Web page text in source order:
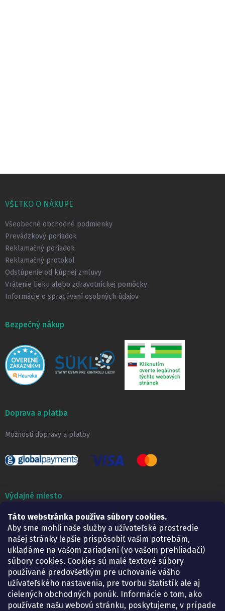
Táto webstránka používa súbory cookies.
Aby sme mohli naše služby a užívateľské prostredie
našej stránky lepšie prispôsobiť vašim potrebám,
ukladáme na vašom zariadení (vo vašom prehliadači)
súbory cookies. Cookies sú malé textové súbory
používané predovšetkým pre uchovanie vášho
užívateľského nastavenia, pre tvorbu štatistík ale aj
cielených obchodných ponúk. Informácie o tom, ako
používate našu webovú stránku, poskytujeme, v prípade
pVŠETKO O NÁKUPE
Všeobecné obchodné podmienky
Prevádzkový poriadok
Reklamačný poriadok
Reklamačný protokol
Odstúpenie od kúpnej zmluvy
Vrátenie lieku alebo zdravotníckej pomôcky
Informácie o spracúvaní osobných údajov
Bezpečný nákup
Doprava a platba
Možnosti dopravy a platby
Výdajné miesto
Lekáreň ADONAI
Košice – Smetanova 2
Pondelok:
07.30 – 15.30 h.
Utorok:
07.30 – 16.00 h.
Streda:
07.30 – 16.00 h.
Štvrtok:
07.30 – 15.30 h.
Piatok:
07.30 – 15.30 h.
KONTAKT